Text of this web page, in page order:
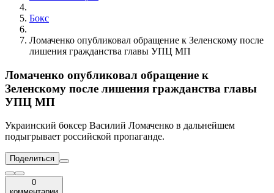
Бокс
Ломаченко опубликовал обращение к Зеленскому после
лишения гражданства главы УПЦ МП
Ломаченко опубликовал обращение к
Зеленскому после лишения гражданства главы
УПЦ МП
Украинский боксер Василий Ломаченко в дальнейшем
подыгрывает российской пропаганде.
Поделиться
0